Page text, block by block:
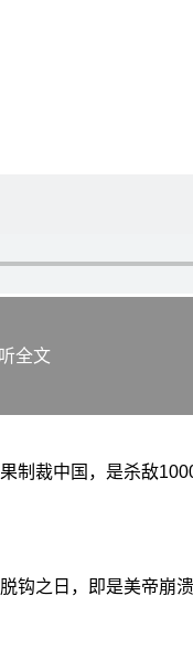
全文
果制裁中国，是杀敌
钩之日，即是美帝崩